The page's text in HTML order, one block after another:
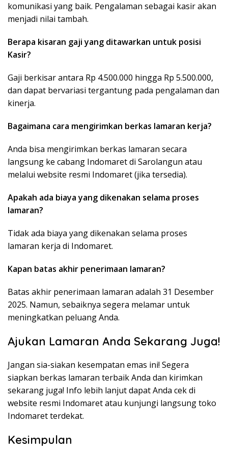
komunikasi yang baik. Pengalaman sebagai kasir akan
menjadi nilai tambah.
Berapa kisaran gaji yang ditawarkan untuk posisi
Kasir?
Gaji berkisar antara Rp 4.500.000 hingga Rp 5.500.000,
dan dapat bervariasi tergantung pada pengalaman dan
kinerja.
Bagaimana cara mengirimkan berkas lamaran kerja?
Anda bisa mengirimkan berkas lamaran secara
langsung ke cabang Indomaret di Sarolangun atau
melalui website resmi Indomaret (jika tersedia).
Apakah ada biaya yang dikenakan selama proses
lamaran?
Tidak ada biaya yang dikenakan selama proses
lamaran kerja di Indomaret.
Kapan batas akhir penerimaan lamaran?
Batas akhir penerimaan lamaran adalah 31 Desember
2025. Namun, sebaiknya segera melamar untuk
meningkatkan peluang Anda.
Ajukan Lamaran Anda Sekarang Juga!
Jangan sia-siakan kesempatan emas ini! Segera
siapkan berkas lamaran terbaik Anda dan kirimkan
sekarang juga! Info lebih lanjut dapat Anda cek di
website resmi Indomaret atau kunjungi langsung toko
Indomaret terdekat.
Kesimpulan